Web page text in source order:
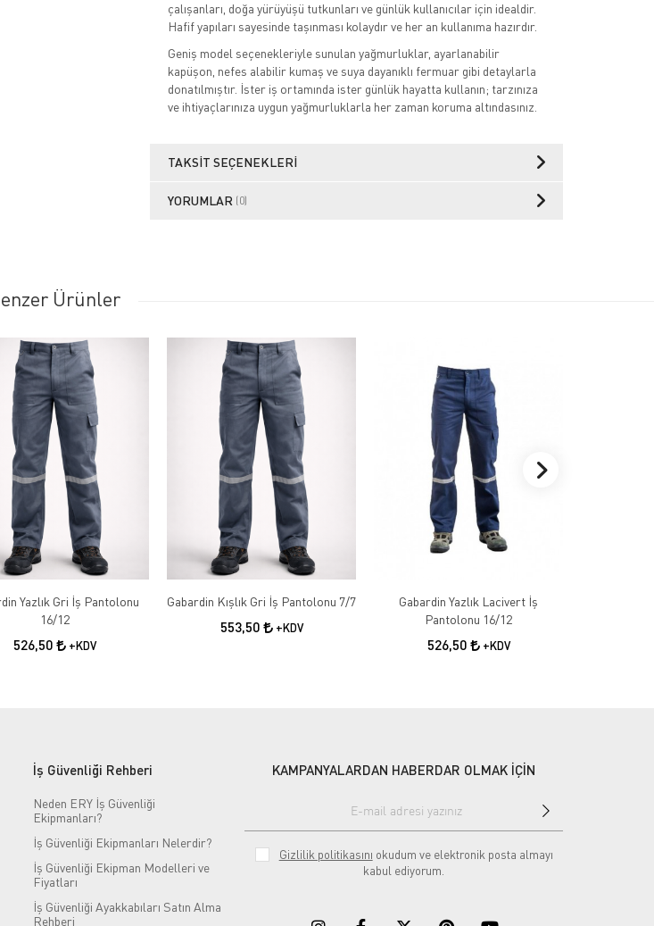
çalışanları, doğa yürüyüşü tutkunları ve günlük kullanıcılar için idealdir.
Hafif yapıları sayesinde taşınması kolaydır ve her an kullanıma hazırdır.
Geniş model seçenekleriyle sunulan yağmurluklar, ayarlanabilir
kapüşon, nefes alabilir kumaş ve suya dayanıklı fermuar gibi detaylarla
donatılmıştır. İster iş ortamında ister günlük hayatta kullanın; tarzınıza
ve ihtiyaçlarınıza uygun yağmurluklarla her zaman koruma altındasınız.
TAKSIT SEÇENEKLERI
YORUMLAR (0)
Ürünler
Yazlık Gri İş Pantolonu
16/12
526,50 +KDV
Gabardin Kışlık Gri İş Pantolonu 7/7
553,50 +KDV
Gabardin Yazlık Lacivert İş
Pantolonu 16/12
526,50 +KDV
İş Güvenliği Rehberi
Neden ERY İş Güvenliği
Ekipmanları?
İş Güvenliği Ekipmanları Nelerdir?
İş Güvenliği Ekipman Modelleri ve
Fiyatları
İş Güvenliği Ayakkabıları Satın Alma
Rehberi
KAMPANYALARDAN HABERDAR OLMAK İÇİN
Gizlilik politikasını okudum ve elektronik posta almayı
kabul ediyorum.